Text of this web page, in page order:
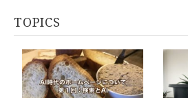
TOPICS